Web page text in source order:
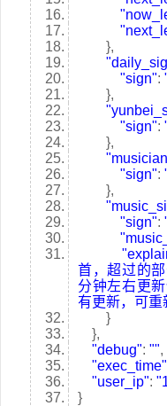
},
"sign":
},
"sign":
},
"sign":
},
"sign":
首，超过的
分钟左右更
有更新，可重
}
},
"debug": "",
"exec_time"
"user_ip":
}